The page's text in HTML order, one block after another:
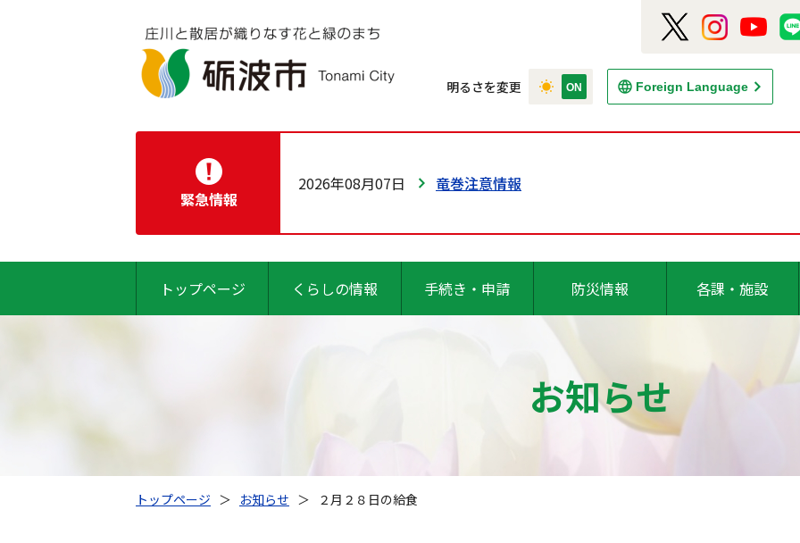
明るさを変更 Foreign Language
緊急情報
2026年08月07日 竜巻注意情報
トップページ くらしの情報 手続き・申請 防災情報 各課・施設
お知らせ
トップページ ＞ お知らせ ＞ ２月２８日の給食